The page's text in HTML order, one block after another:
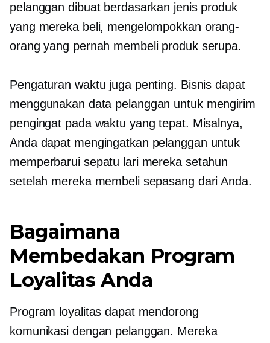
pelanggan dibuat berdasarkan jenis produk
yang mereka beli, mengelompokkan orang-
orang yang pernah membeli produk serupa.
Pengaturan waktu juga penting. Bisnis dapat
menggunakan data pelanggan untuk mengirim
pengingat pada waktu yang tepat. Misalnya,
Anda dapat mengingatkan pelanggan untuk
memperbarui sepatu lari mereka setahun
setelah mereka membeli sepasang dari Anda.
Bagaimana
Membedakan Program
Loyalitas Anda
Program loyalitas dapat mendorong
komunikasi dengan pelanggan. Mereka